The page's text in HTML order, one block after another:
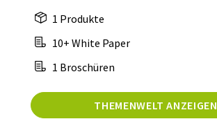
1 Produkte
10+ White Paper
1 Broschüren
THEMENWELT ANZEIGEN